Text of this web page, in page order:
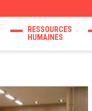
RESSOURCES
HUMAINES